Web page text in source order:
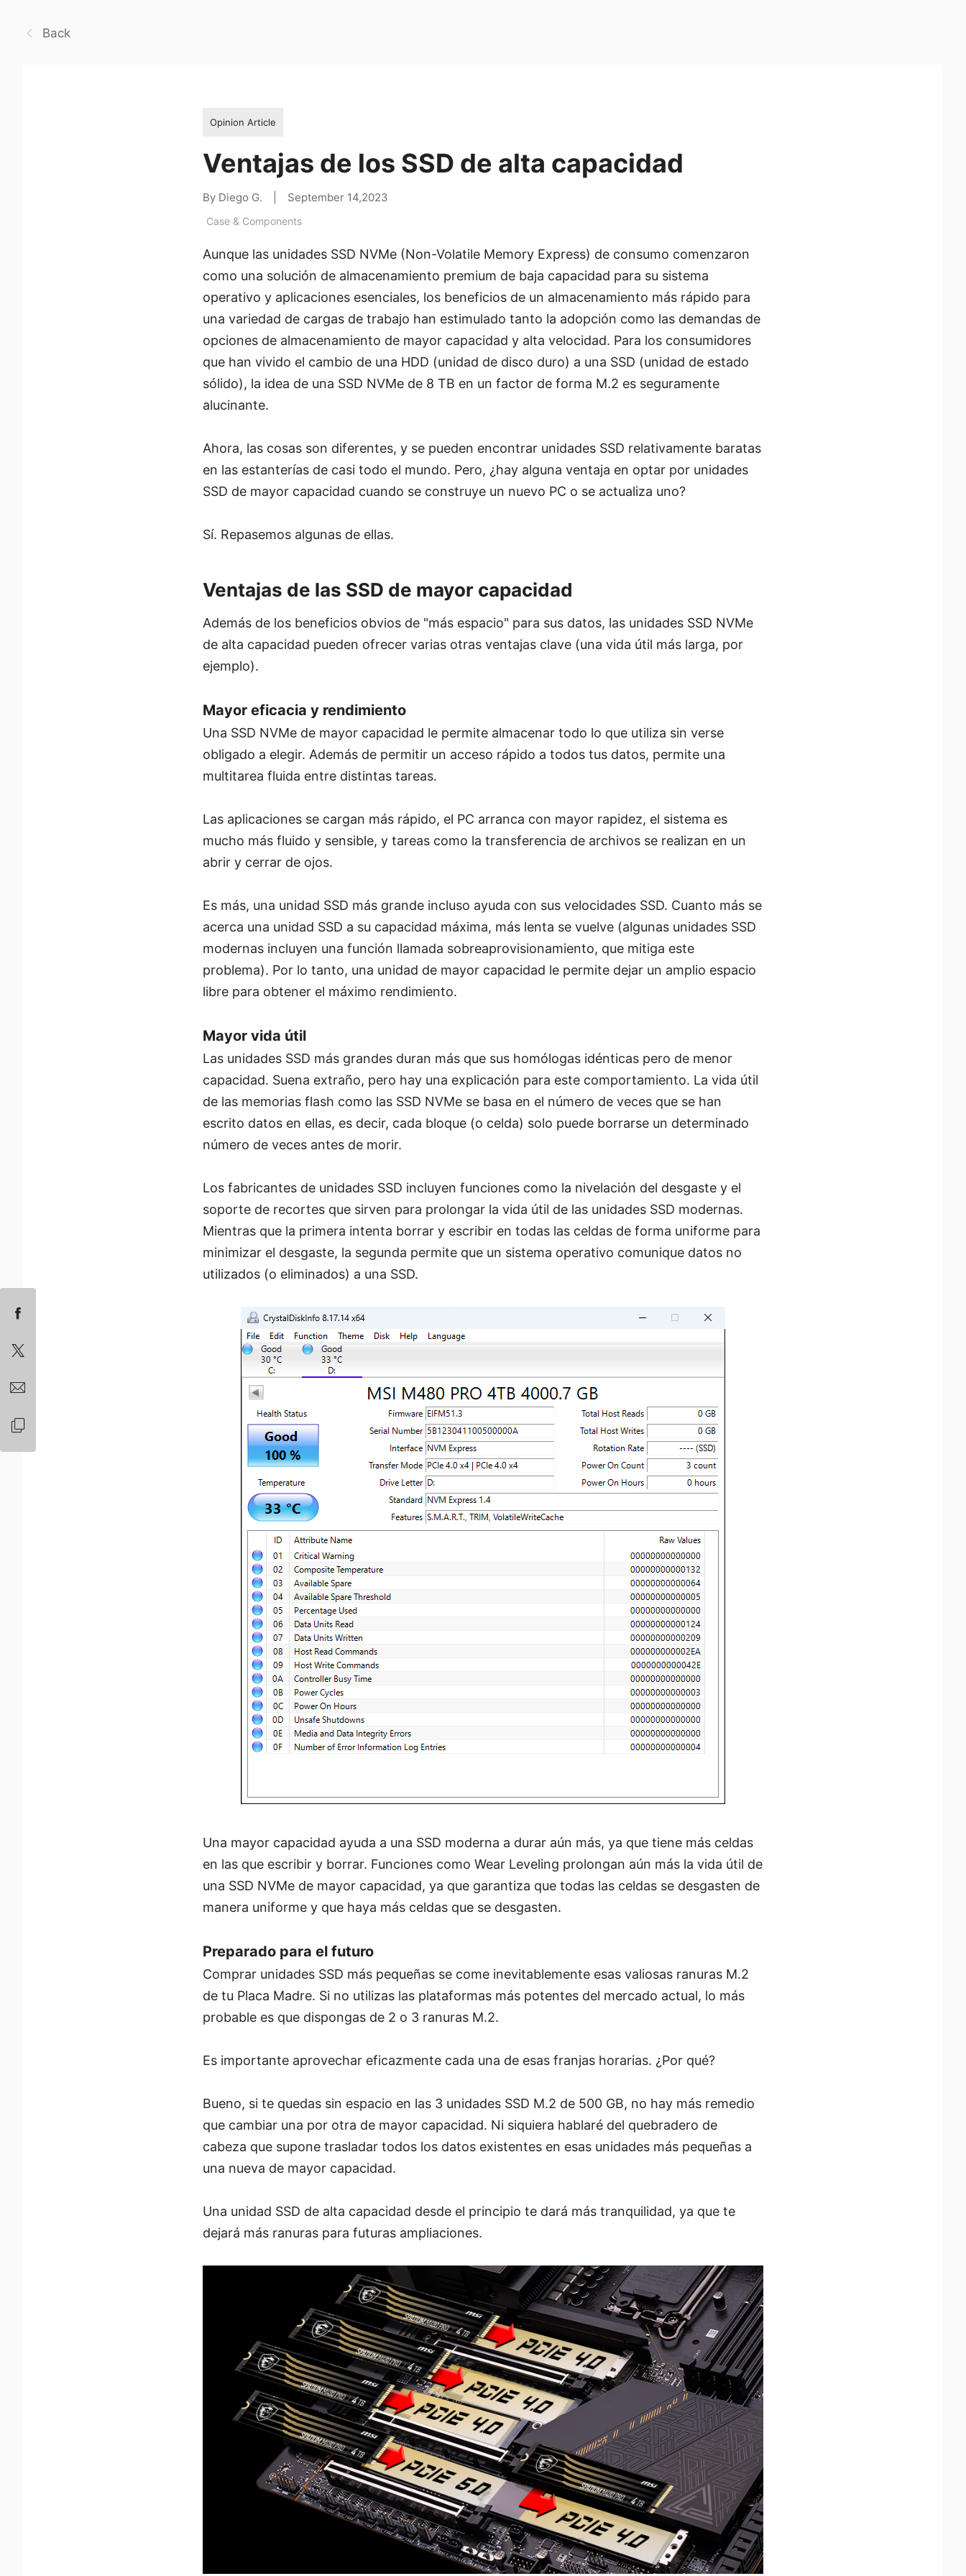
Back
Opinion Article
Ventajas de los SSD de alta capacidad
By Diego G. September 14,2023
Case & Components
Aunque las unidades SSD NVMe (Non-Volatile Memory Express) de consumo comenzaron
como una solución de almacenamiento premium de baja capacidad para su sistema
operativo y aplicaciones esenciales, los beneficios de un almacenamiento más rápido para
una variedad de cargas de trabajo han estimulado tanto la adopción como las demandas de
opciones de almacenamiento de mayor capacidad y alta velocidad. Para los consumidores
que han vivido el cambio de una HDD (unidad de disco duro) a una SSD (unidad de estado
sólido), la idea de una SSD NVMe de 8 TB en un factor de forma M.2 es seguramente
alucinante.
Ahora, las cosas son diferentes, y se pueden encontrar unidades SSD relativamente baratas
en las estanterías de casi todo el mundo. Pero, ¿hay alguna ventaja en optar por unidades
SSD de mayor capacidad cuando se construye un nuevo PC o se actualiza uno?
Sí. Repasemos algunas de ellas.
Ventajas de las SSD de mayor capacidad
Además de los beneficios obvios de "más espacio" para sus datos, las unidades SSD NVMe
de alta capacidad pueden ofrecer varias otras ventajas clave (una vida útil más larga, por
ejemplo).
Mayor eficacia y rendimiento
Una SSD NVMe de mayor capacidad le permite almacenar todo lo que utiliza sin verse
obligado a elegir. Además de permitir un acceso rápido a todos tus datos, permite una
multitarea fluida entre distintas tareas.
Las aplicaciones se cargan más rápido, el PC arranca con mayor rapidez, el sistema es
mucho más fluido y sensible, y tareas como la transferencia de archivos se realizan en un
abrir y cerrar de ojos.
Es más, una unidad SSD más grande incluso ayuda con sus velocidades SSD. Cuanto más se
acerca una unidad SSD a su capacidad máxima, más lenta se vuelve (algunas unidades SSD
modernas incluyen una función llamada sobreaprovisionamiento, que mitiga este
problema). Por lo tanto, una unidad de mayor capacidad le permite dejar un amplio espacio
libre para obtener el máximo rendimiento.
Mayor vida útil
Las unidades SSD más grandes duran más que sus homólogas idénticas pero de menor
capacidad. Suena extraño, pero hay una explicación para este comportamiento. La vida útil
de las memorias flash como las SSD NVMe se basa en el número de veces que se han
escrito datos en ellas, es decir, cada bloque (o celda) solo puede borrarse un determinado
número de veces antes de morir.
Los fabricantes de unidades SSD incluyen funciones como la nivelación del desgaste y el
soporte de recortes que sirven para prolongar la vida útil de las unidades SSD modernas.
Mientras que la primera intenta borrar y escribir en todas las celdas de forma uniforme para
minimizar el desgaste, la segunda permite que un sistema operativo comunique datos no
utilizados (o eliminados) a una SSD.
Una mayor capacidad ayuda a una SSD moderna a durar aún más, ya que tiene más celdas
en las que escribir y borrar. Funciones como Wear Leveling prolongan aún más la vida útil de
una SSD NVMe de mayor capacidad, ya que garantiza que todas las celdas se desgasten de
manera uniforme y que haya más celdas que se desgasten.
Preparado para el futuro
Comprar unidades SSD más pequeñas se come inevitablemente esas valiosas ranuras M.2
de tu Placa Madre. Si no utilizas las plataformas más potentes del mercado actual, lo más
probable es que dispongas de 2 o 3 ranuras M.2.
Es importante aprovechar eficazmente cada una de esas franjas horarias. ¿Por qué?
Bueno, si te quedas sin espacio en las 3 unidades SSD M.2 de 500 GB, no hay más remedio
que cambiar una por otra de mayor capacidad. Ni siquiera hablaré del quebradero de
cabeza que supone trasladar todos los datos existentes en esas unidades más pequeñas a
una nueva de mayor capacidad.
Una unidad SSD de alta capacidad desde el principio te dará más tranquilidad, ya que te
dejará más ranuras para futuras ampliaciones.